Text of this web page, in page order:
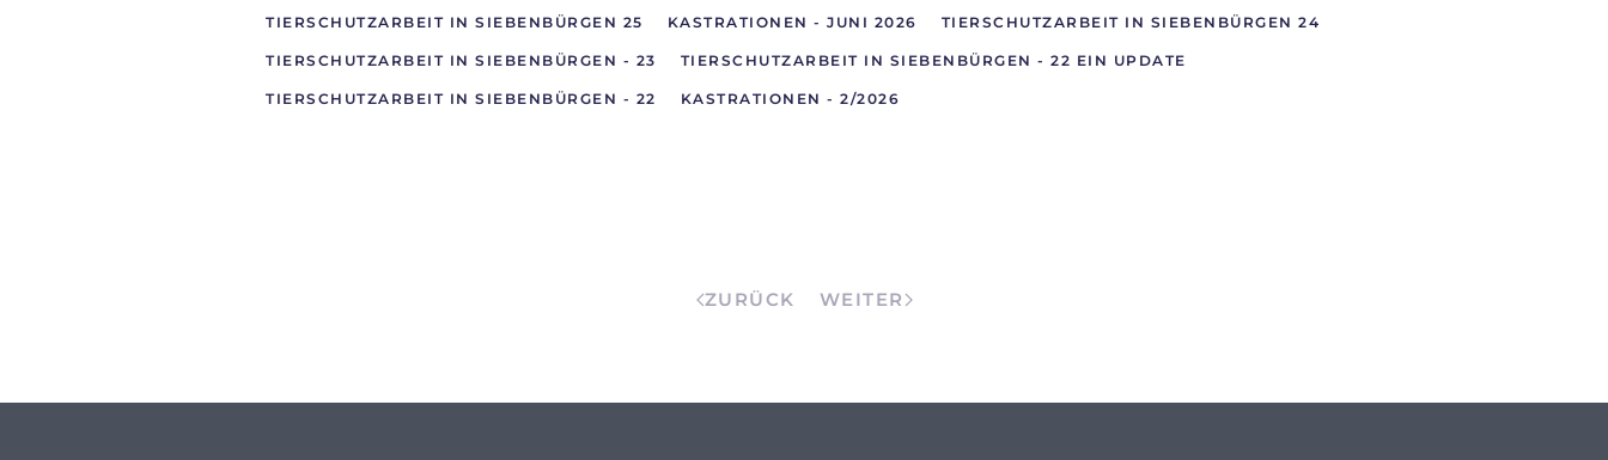
TIERSCHUTZARBEIT IN SIEBENBÜRGEN 25 KASTRATIONEN - JUNI 2026 TIERSCHUTZARBEIT IN SIEBENBÜRGEN 24
TIERSCHUTZARBEIT IN SIEBENBÜRGEN - 23 TIERSCHUTZARBEIT IN SIEBENBÜRGEN - 22 EIN UPDATE
TIERSCHUTZARBEIT IN SIEBENBÜRGEN - 22 KASTRATIONEN - 2/2026
ZURÜCK WEITER